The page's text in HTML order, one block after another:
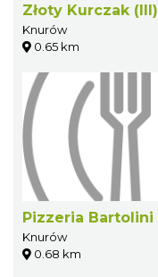
Złoty Kurczak (III)
Knurów
0.65 km
Pizzeria Bartolini
Knurów
0.68 km